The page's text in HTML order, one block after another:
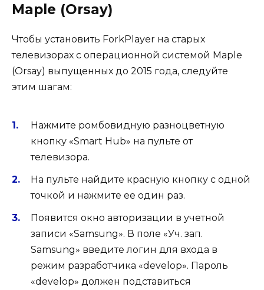
Maple (Orsay)
Чтобы установить ForkPlayer на старых
телевизорах с операционной системой Maple
(Orsay) выпущенных до 2015 года, следуйте
этим шагам:
Нажмите ромбовидную разноцветную
кнопку «Smart Hub» на пульте от
телевизора.
На пульте найдите красную кнопку с одной
точкой и нажмите ее один раз.
Появится окно авторизации в учетной
записи «Samsung». В поле «Уч. зап.
Samsung» введите логин для входа в
режим разработчика «develop». Пароль
«develop» должен подставиться